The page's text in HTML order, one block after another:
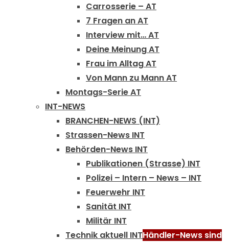
Carrosserie – AT
7 Fragen an AT
Interview mit… AT
Deine Meinung AT
Frau im Alltag AT
Von Mann zu Mann AT
Montags-Serie AT
INT-NEWS
BRANCHEN-NEWS (INT)
Strassen-News INT
Behörden-News INT
Publikationen (Strasse) INT
Polizei – Intern – News – INT
Feuerwehr INT
Sanität INT
Militär INT
Technik aktuell INTHändler-News sind